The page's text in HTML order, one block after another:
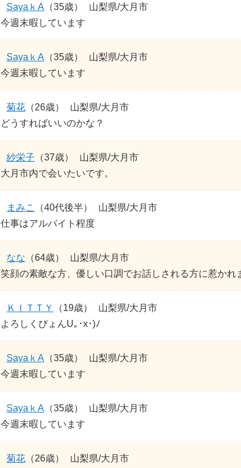
SayaｋA （35歳）
山梨県/大月市
今週末暇しています
SayaｋA （35歳）
山梨県/大月市
今週末暇しています
菊花 （26歳）
山梨県/大月市
どうすればいいのかな？
紗栄子 （37歳）
山梨県/大月市
大月市内で会いたいです。
まみこ （40代後半）
山梨県/大月市
仕事はアルバイト程度
なな （64歳）
山梨県/大月市
笑顔の素敵な方、優しい口調でお話しされる方に惹かれ
ＫＩＴＴＹ （19歳）
山梨県/大月市
よろしくぴょんU｡･x･)ﾉ
SayaｋA （35歳）
山梨県/大月市
今週末暇しています
SayaｋA （35歳）
山梨県/大月市
今週末暇しています
菊花 （26歳）
山梨県/大月市